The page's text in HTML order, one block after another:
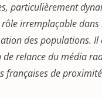
particulièrement
irremplaçable
des populations. Il
relance du média
françaises de proximité